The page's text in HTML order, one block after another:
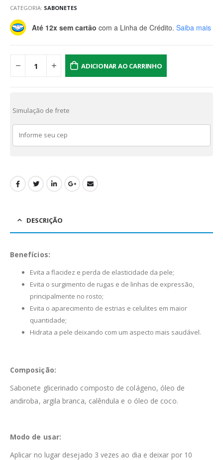
CATEGORIA: SABONETES
Até 12x sem cartão com a Linha de Crédito. Saiba mais
ADICIONAR AO CARRINHO
Simulação de frete
DESCRIÇÃO
Benefícios:
Evita a flacidez e perda de elasticidade da pele;
Evita o surgimento de rugas e de linhas de expressão,
principalmente no rosto;
Evita o aparecimento de estrias e celulites em maior
quantidade;
Hidrata a pele deixando com um aspecto mais saudável.
Composição:
Sabonete glicerinado composto de colágeno, óleo de
andiroba, argila branca, calêndula e o óleo de coco.
Modo de usar:
Aplicar no lugar desejado 3 vezes ao dia e deixar por 10